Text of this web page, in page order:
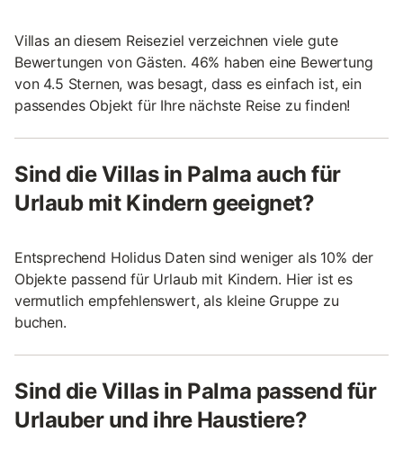
Villas an diesem Reiseziel verzeichnen viele gute
Bewertungen von Gästen. 46% haben eine Bewertung
von 4.5 Sternen, was besagt, dass es einfach ist, ein
passendes Objekt für Ihre nächste Reise zu finden!
Sind die Villas in Palma auch für
Urlaub mit Kindern geeignet?
Entsprechend Holidus Daten sind weniger als 10% der
Objekte passend für Urlaub mit Kindern. Hier ist es
vermutlich empfehlenswert, als kleine Gruppe zu
buchen.
Sind die Villas in Palma passend für
Urlauber und ihre Haustiere?